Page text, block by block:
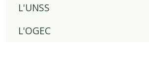
L'UNSS
L'OGEC